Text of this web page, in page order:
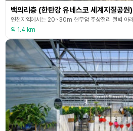
백의리층 (한탄강 유네스코 세계지질공원)
약 1.4 km